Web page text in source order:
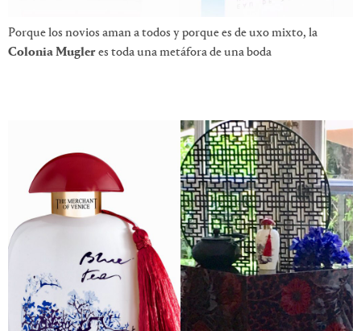
Porque los novios aman a todos y porque es de uxo mixto, la
Colonia Mugleres toda una metáfora de una boda